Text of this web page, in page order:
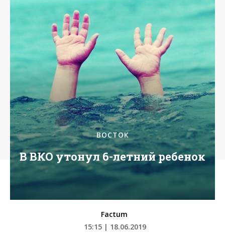
ВОСТОК
В ВКО утонул 6-летний ребенок
Factum
15:15 | 18.06.2019